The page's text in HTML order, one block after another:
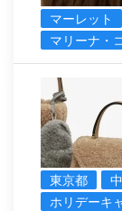
マーレット
マリーナ・
東京都
ホリデーキ